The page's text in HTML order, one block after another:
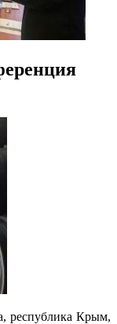
республика Крым,